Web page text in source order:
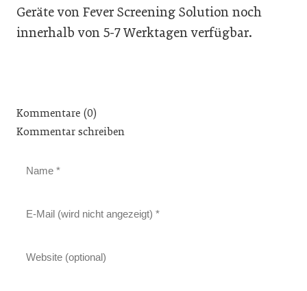
Geräte von Fever Screening Solution noch
innerhalb von 5-7 Werktagen verfügbar.
Kommentare (0)
Kommentar schreiben